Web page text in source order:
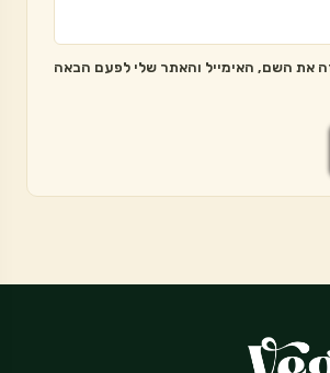
את השם, האימייל והאתר שלי לפעם הבאה